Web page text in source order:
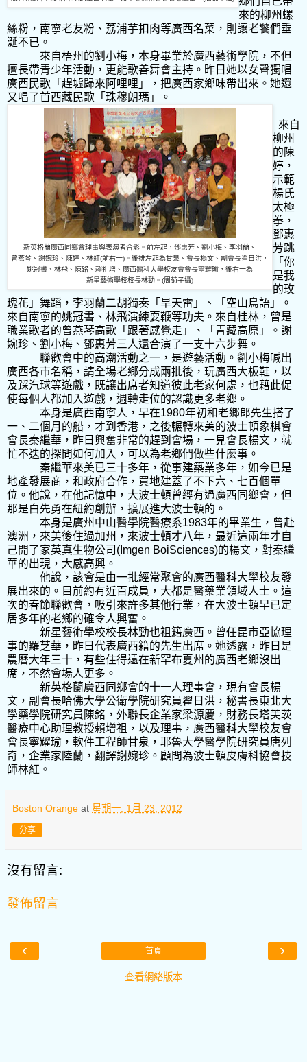
來的柳州螺
絲粉，南寧老友粉、荔浦芋扣肉等廣西名菜，則讓老饕們垂
涎不已。
來自梧州的劉小梅，本身畢業於廣西藝術學院，不但
擅長帶青少年活動，更能歌善舞會主持。昨日她以女聲獨唱
廣西民歌「趕墟歸來阿哩哩」，把廣西家鄉味帶出來。她還
又唱了首西藏民歌「珠穆朗瑪」。
新英格蘭廣西同鄉會理事與表演者合影。前左起，鄧惠芳、劉小梅、李羽蘭、
曾燕琴、謝婉珍、陳婷、林紅(前右一) 。後排左起為甘泉、會長楊文、副會長翟日洪，
姚冠書、林飛、陳銘、賴祖增、廣西醫科大學校友會會長寧耀瑜，後右一為
新星藝術學校校長林勁。 (周菊子攝)
來自
柳州
的陳
婷，
示範
楊氏
太極
拳，
鄧惠
芳跳
「你
是我
的玫
瑰花」舞蹈，李羽蘭二胡獨奏「旱天雷」、「空山鳥語」。
來自南寧的姚冠書、林飛演練耍鞭等功夫。來自桂林，曾是
職業歌者的曾燕琴高歌「跟著感覺走」、「青藏高原」。謝
婉珍、劉小梅、鄧惠芳三人還合演了一支十六步舞。
聯歡會中的高潮活動之一，是遊藝活動。劉小梅喊出
廣西各市名稱，請全場老鄉分成兩批後，玩廣西大板鞋，以
及踩汽球等遊戲，既讓出席者知道彼此老家何處，也藉此促
使每個人都加入遊戲，週轉走位的認識更多老鄉。
本身是廣西南寧人，早在1980年初和老鄉郎先生搭了
一、二個月的船，才到香港，之後輾轉來美的波士頓象棋會
會長秦繼華，昨日興奮非常的趕到會場，一見會長楊文，就
忙不迭的探問如何加入，可以為老鄉們做些什麼事。
秦繼華來美已三十多年，從事建築業多年，如今已是
地產發展商，和政府合作，買地建蓋了不下六、七百個單
位。他說，在他記憶中，大波士頓曾經有過廣西同鄉會，但
那是白先勇在紐約創辦，擴展進大波士頓的。
本身是廣州中山醫學院醫療系1983年的畢業生，曾赴
澳洲，來美後住過加州，來波士頓才八年，最近這兩年才自
己開了家英真生物公司 (Imgen BoiSciences)的楊文，對秦繼
華的出現，大感高興。
他說，該會是由一批經常聚會的廣西醫科大學校友發
展出來的。目前約有近百成員，大都是醫藥業領域人士。這
次的春節聯歡會，吸引來許多其他行業，在大波士頓早已定
居多年的老鄉的確令人興奮。
新星藝術學校校長林勁也祖籍廣西。曾任昆市亞協理
事的羅芝華，昨日代表廣西籍的先生出席。她透露，昨日是
農曆大年三十，有些住得遠在新罕布夏州的廣西老鄉沒出
席，不然會場人更多。
新英格蘭廣西同鄉會的十一人理事會，現有會長楊
文，副會長哈佛大學公衛學院研究員翟日洪，秘書長東北大
學藥學院研究員陳銘，外聯長企業家梁源慶，財務長塔芙茨
醫療中心助理教授賴增祖，以及理事，廣西醫科大學校友會
會長寧耀瑜，軟件工程師甘泉，耶魯大學醫學院研究員唐列
奇，企業家陸蘭，翻譯謝婉珍。顧問為波士頓皮膚科協會技
師林紅。
Boston Orange at 星期一, 1月 23, 2012
分享
沒有留言:
發佈留言
‹ ›
首頁
查看網絡版本